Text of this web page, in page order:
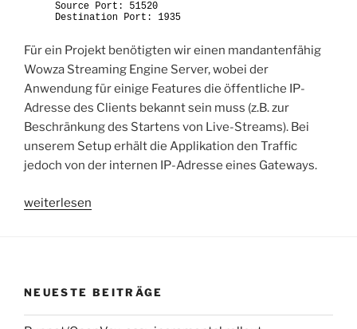
Für ein Projekt benötigten wir einen mandantenfähig
Wowza Streaming Engine Server, wobei der
Anwendung für einige Features die öffentliche IP-
Adresse des Clients bekannt sein muss (z.B. zur
Beschränkung des Startens von Live-Streams). Bei
unserem Setup erhält die Applikation den Traffic
jedoch von der internen IP-Adresse eines Gateways.
„go-
Protokoll
erweitern“
weiterlesen
NEUESTE BEITRÄGE